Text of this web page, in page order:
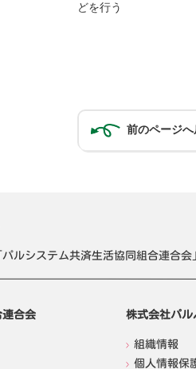
どを行う
前のページへ
ルシステム共済生活協同組合連合
連合会 株式会社パ
組織情報
個人情報保